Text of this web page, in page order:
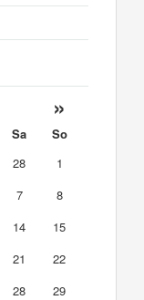
»
Sa
So
28
1
7
8
14
15
21
22
28
29